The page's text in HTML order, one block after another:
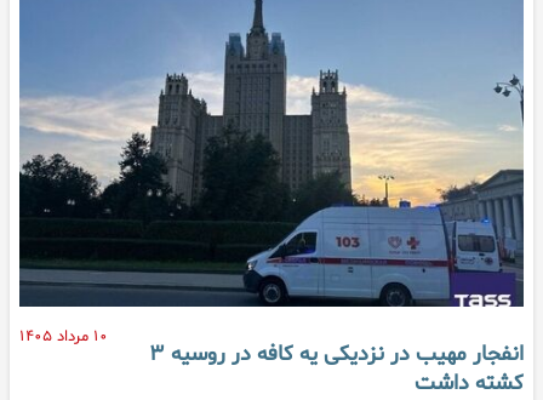
۱۰ مرداد ۱۴۰۵
انفجار مهیب در نزدیکی یه کافه در روسیه ۳
کشته داشت